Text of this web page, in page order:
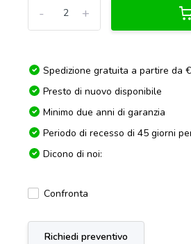
+
-
Spedizione gratuita a partire da
Presto di nuovo disponibile
Minimo due anni di garanzia
Periodo di recesso di 45 giorni
Dicono di noi:
Confronta
Richiedi preventivo